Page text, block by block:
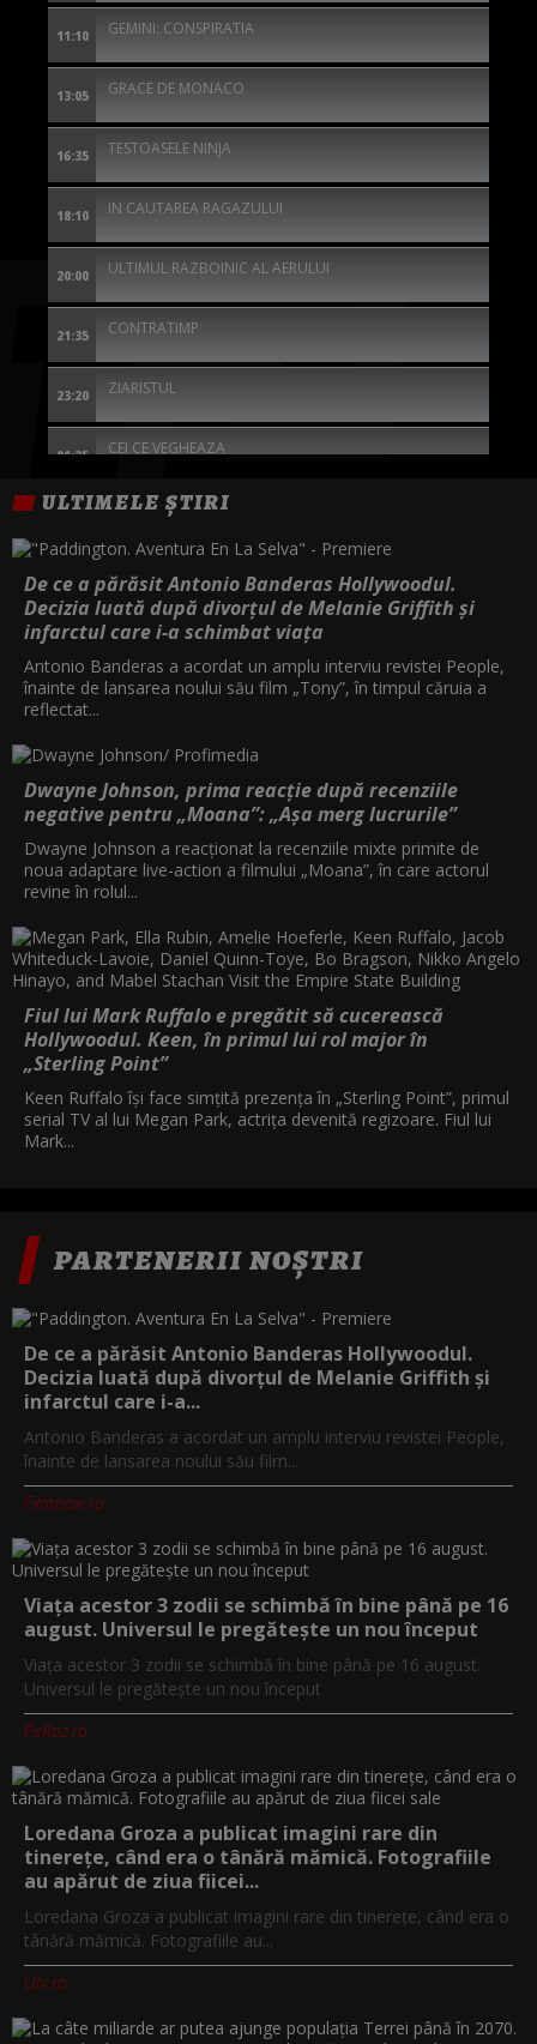
11:10 GEMINI: CONSPIRATIA
13:05 GRACE DE MONACO
16:35 TESTOASELE NINJA
18:10 IN CAUTAREA RAGAZULUI
20:00 ULTIMUL RAZBOINIC AL AERULUI
21:35 CONTRATIMP
23:20 ZIARISTUL
01:25 CEI CE VEGHEAZA
O CALATORIE CU MIZA MARE
ULTIMELE ȘTIRI
De ce a părăsit Antonio Banderas Hollywoodul.
Decizia luată după divorțul de Melanie Griffith și
infarctul care i-a schimbat viața
Antonio Banderas a acordat un amplu interviu revistei People,
înainte de lansarea noului său film „Tony”, în timpul căruia a
reflectat...
Dwayne Johnson, prima reacție după recenziile
negative pentru „Moana”: „Așa merg lucrurile”
Dwayne Johnson a reacționat la recenziile mixte primite de
noua adaptare live-action a filmului „Moana”, în care actorul
revine în rolul...
Fiul lui Mark Ruffalo e pregătit să cucerească
Hollywoodul. Keen, în primul lui rol major în
„Sterling Point”
Keen Ruffalo își face simțită prezența în „Sterling Point”, primul
serial TV al lui Megan Park, actrița devenită regizoare. Fiul lui
Mark...
PARTENERII NOȘTRI
De ce a părăsit Antonio Banderas Hollywoodul.
Decizia luată după divorțul de Melanie Griffith și
infarctul care i-a...
Antonio Banderas a acordat un amplu interviu revistei People,
înainte de lansarea noului său film...
Filmnow.ro
Viața acestor 3 zodii se schimbă în bine până pe 16
august. Universul le pregătește un nou început
Viața acestor 3 zodii se schimbă în bine până pe 16 august.
Universul le pregătește un nou început
PeRoz.ro
Loredana Groza a publicat imagini rare din
tinerețe, când era o tânără mămică. Fotografiile
au apărut de ziua fiicei...
Loredana Groza a publicat imagini rare din tinerețe, când era o
tânără mămică. Fotografiile au...
Utv.ro